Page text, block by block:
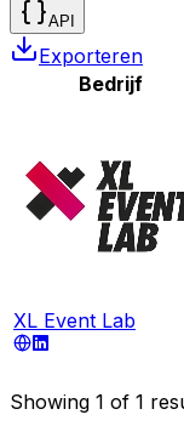
API
Exporteren
Bedrijf
XL Event Lab
Showing 1 of 1